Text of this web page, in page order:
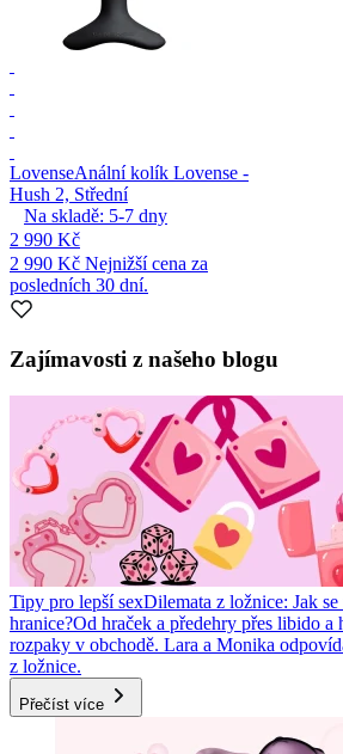
LovenseAnální kolík Lovense -
Hush 2, Střední
Na skladě: 5-7 dny
2 990 Kč
2 990 Kč Nejnižší cena za
posledních 30 dní.
Zajímavosti z našeho blogu
Tipy pro lepší sexDilemata z ložnice: Jak
hranice?Od hraček a předehry přes libido
rozpaky v obchodě. Lara a Monika
z ložnice.
Přečíst více